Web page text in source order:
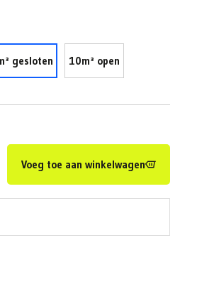
gesloten 10m³ open
Voeg toe aan winkelwagen